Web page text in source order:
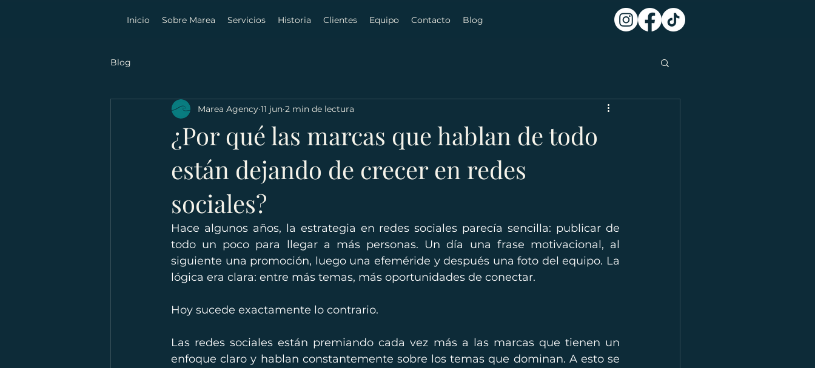
Inicio Sobre Marea Servicios Historia Clientes Equipo Contacto Blog
Blog
¿Por qué las marcas que hablan de todo
están dejando de crecer en redes
sociales?
Marea Agency 11 jun 2 min de lectura
Hace algunos años, la estrategia en redes sociales parecía sencilla: publicar de
todo un poco para llegar a más personas. Un día una frase motivacional, al
siguiente una promoción, luego una efeméride y después una foto del equipo. La
lógica era clara: entre más temas, más oportunidades de conectar.
Hoy sucede exactamente lo contrario.
Las redes sociales están premiando cada vez más a las marcas que tienen un
enfoque claro y hablan constantemente sobre los temas que dominan. A esto se